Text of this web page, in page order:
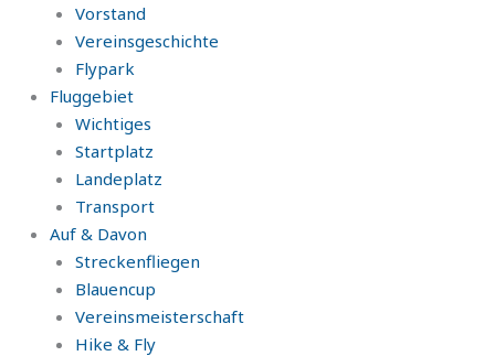
Vorstand
Vereinsgeschichte
Flypark
Fluggebiet
Wichtiges
Startplatz
Landeplatz
Transport
Auf & Davon
Streckenfliegen
Blauencup
Vereinsmeisterschaft
Hike & Fly